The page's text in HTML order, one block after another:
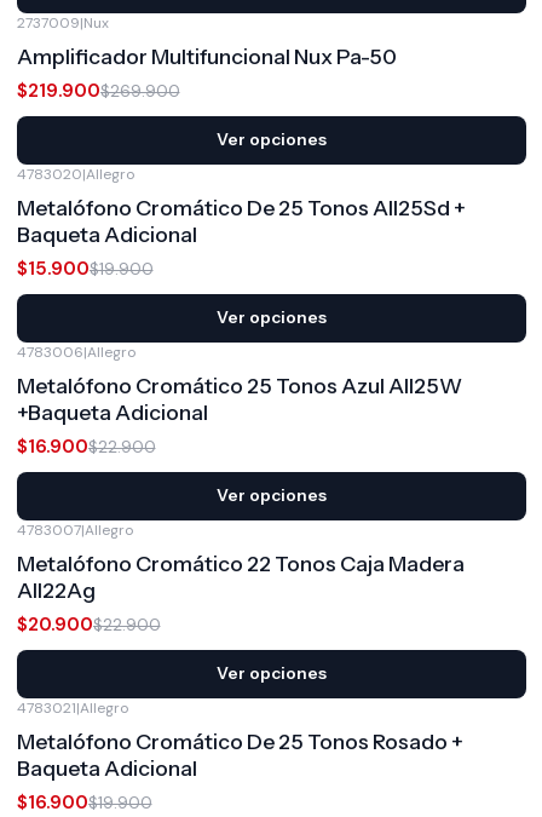
2737009|Nux
Amplificador Multifuncional Nux Pa-50
$219.900$269.900
Ver opciones
4783020|Allegro
Metalófono Cromático De 25 Tonos All25Sd +
Baqueta Adicional
$15.900$19.900
Ver opciones
4783006|Allegro
Metalófono Cromático 25 Tonos Azul All25W
+Baqueta Adicional
$16.900$22.900
Ver opciones
4783007|Allegro
Metalófono Cromático 22 Tonos Caja Madera
All22Ag
$20.900$22.900
Ver opciones
4783021|Allegro
Metalófono Cromático De 25 Tonos Rosado +
Baqueta Adicional
$16.900$19.900